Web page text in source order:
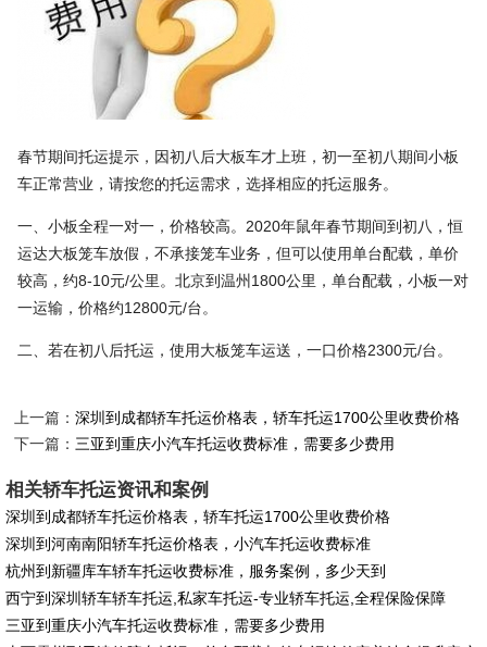
春节期间托运提示，因初八后大板车才上班，初一至初八期间小板
车正常营业，请按您的托运需求，选择相应的托运服务。
一、小板全程一对一，价格较高。2020年鼠年春节期间到初八，恒
运达大板笼车放假，不承接笼车业务，但可以使用单台配载，单价
较高，约8-10元/公里。北京到温州1800公里，单台配载，小板一对
一运输，价格约12800元/台。
二、若在初八后托运，使用大板笼车运送，一口价格2300元/台。
上一篇：深圳到成都轿车托运价格表，轿车托运1700公里收费价格
下一篇： 三亚到重庆小汽车托运收费标准，需要多少费用
相关轿车托运资讯和案例
深圳到成都轿车托运价格表，轿车托运1700公里收费价格
深圳到河南南阳轿车托运价格表，小汽车托运收费标准
杭州到新疆库车轿车托运收费标准，服务案例，多少天到
西宁到深圳轿车轿车托运,私家车托运-专业轿车托运,全程保险保障
三亚到重庆小汽车托运收费标准，需要多少费用